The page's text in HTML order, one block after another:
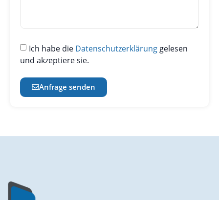
Ich habe die Datenschutzerklärung gelesen
und akzeptiere sie.
Anfrage senden